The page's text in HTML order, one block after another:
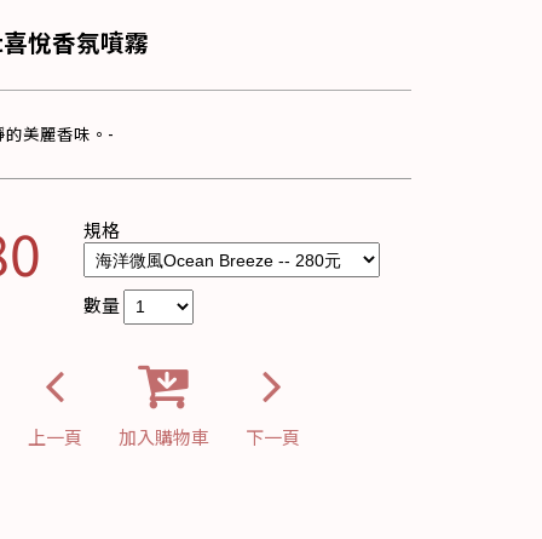
悅香氛噴霧
美麗香味。-
規格
數量
上一頁 加入購物車 下一頁